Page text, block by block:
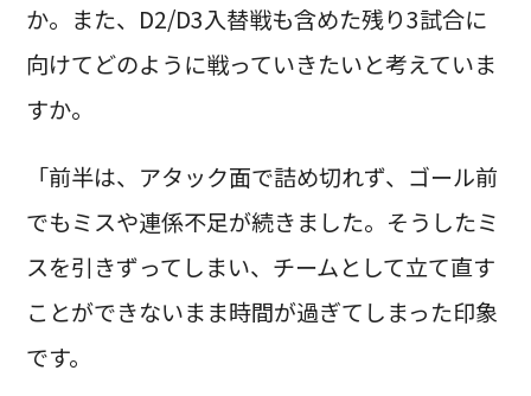
か。また、D2/D3入替戦も含めた残り3試合に
向けてどのように戦っていきたいと考えていま
すか。
「前半は、アタック面で詰め切れず、ゴール前
でもミスや連係不足が続きました。そうしたミ
スを引きずってしまい、チームとして立て直す
ことができないまま時間が過ぎてしまった印象
です。